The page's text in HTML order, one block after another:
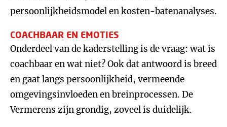
persoonlijkheidsmodel en kosten-batenanalyses.
COACHBAAR EN EMOTIES
Onderdeel van de kaderstelling is de vraag: wat is
coachbaar en wat niet? Ook dat antwoord is breed
en gaat langs persoonlijkheid, vermeende
omgevingsinvloeden en breinprocessen. De
Vermerens zijn grondig, zoveel is duidelijk.